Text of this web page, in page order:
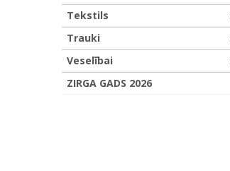
Tekstils
Trauki
Veselībai
ZIRGA GADS 2026